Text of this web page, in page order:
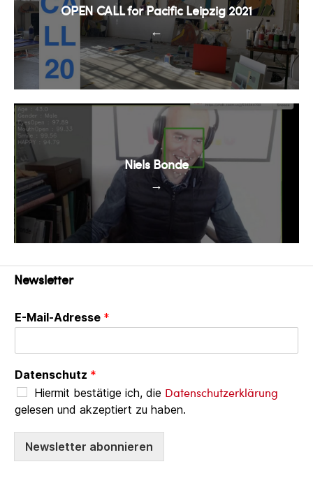
←
OPEN CALL for Pacific Leipzig 2021
→
Niels Bonde
Newsletter
E-Mail-Adresse *
Datenschutz *
Hiermit bestätige ich, die Datenschutzerklärung
gelesen und akzeptiert zu haben.
Newsletter abonnieren